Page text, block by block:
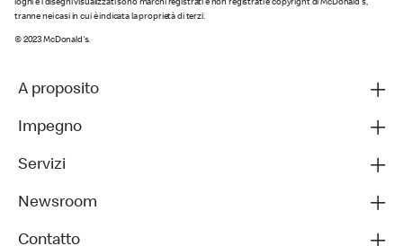
loghi e i disegni visualizzati sono marchi registrati e non registrati e copyright di McDonald's,
tranne nei casi in cui è indicata la proprietà di terzi.
© 2023 McDonald's.
A proposito
Impegno
Servizi
Newsroom
Contatto